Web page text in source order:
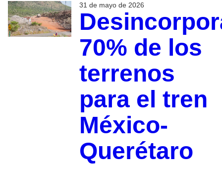
31 de mayo de 2026
70% de los
terrenos
para el tren
México-
Querétaro